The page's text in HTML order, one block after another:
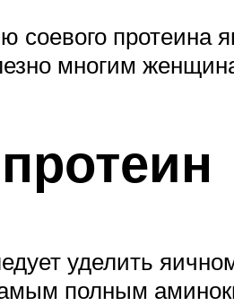
соевого протеина
многим
уделить
полным